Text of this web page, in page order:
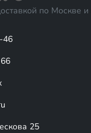
по Москве и
46
25